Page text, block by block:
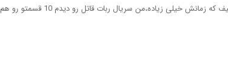
فیلم خوبیه حداقل امتیاز 7رو داره فقط حیف که زمانش خیلی زیاده،من سریال ربات قاتل رو دیدم 10 قسمتو رو هم